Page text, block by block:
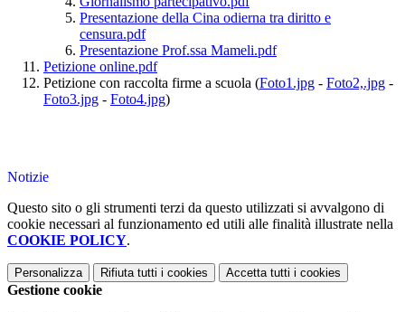
Presentazione della Cina odierna tra diritto e
censura.pdf
Presentazione Prof.ssa Mameli.pdf
Petizione online.pdf
Petizione con raccolta firme a scuola (Foto1.jpg - Foto2,.jpg -
Foto3.jpg - Foto4.jpg)
Notizie
Questo sito o gli strumenti terzi da questo utilizzati si avvalgono di
cookie necessari al funzionamento ed utili alle finalità illustrate nella
COOKIE POLICY.
Personalizza Rifiuta tutti i cookies Accetta tutti i cookies
Gestione cookie